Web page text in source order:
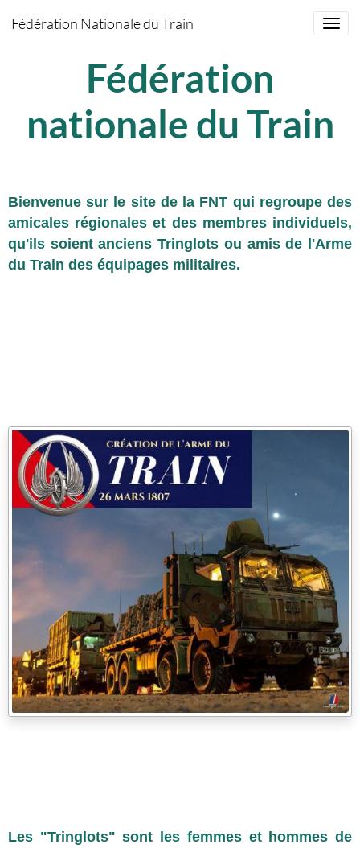
Fédération Nationale du Train
Fédération
nationale du Train
Bienvenue sur le site de la FNT qui regroupe des
amicales régionales et des membres individuels,
qu'ils soient anciens Tringlots ou amis de l'Arme
du Train des équipages militaires.
Les "Tringlots" sont les femmes et hommes de